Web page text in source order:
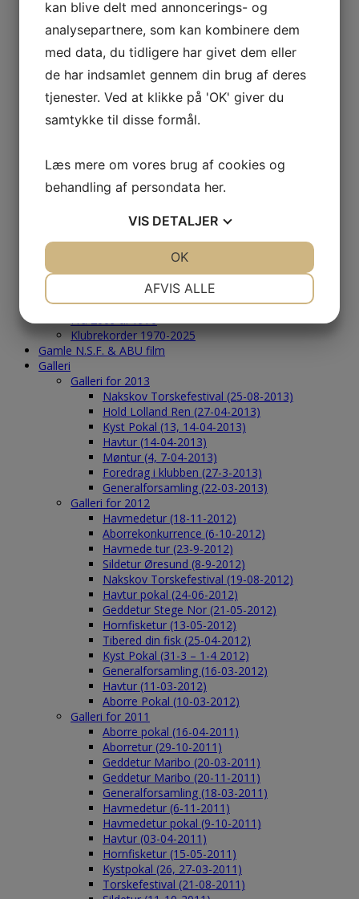
2005
2004
Årets Største & Klubrekorder
2026
2025
2024
2023
2022
2019
2018
2017
2014
2012
2010
Fra 2009 til 1970
Klubrekorder 1970-2025
Gamle N.S.F. & ABU film
Galleri
Galleri for 2013
Nakskov Torskefestival (25-08-2013)
Hold Lolland Ren (27-04-2013)
Kyst Pokal (13, 14-04-2013)
Havtur (14-04-2013)
Møntur (4, 7-04-2013)
Foredrag i klubben (27-3-2013)
Generalforsamling (22-03-2013)
Galleri for 2012
Havmedetur (18-11-2012)
Aborrekonkurrence (6-10-2012)
Havmede tur (23-9-2012)
Sildetur Øresund (8-9-2012)
Nakskov Torskefestival (19-08-2012)
Havtur pokal (24-06-2012)
Geddetur Stege Nor (21-05-2012)
Hornfisketur (13-05-2012)
Tibered din fisk (25-04-2012)
Kyst Pokal (31-3 – 1-4 2012)
Generalforsamling (16-03-2012)
Havtur (11-03-2012)
Aborre Pokal (10-03-2012)
Galleri for 2011
Aborre pokal (16-04-2011)
Aborretur (29-10-2011)
Geddetur Maribo (20-03-2011)
Geddetur Maribo (20-11-2011)
Generalforsamling (18-03-2011)
Havmedetur (6-11-2011)
Havmedetur pokal (9-10-2011)
Havtur (03-04-2011)
Hornfisketur (15-05-2011)
Kystpokal (26, 27-03-2011)
Torskefestival (21-08-2011)
kan blive delt med annoncerings- og
analysepartnere, som kan kombinere dem
med data, du tidligere har givet dem eller
de har indsamlet gennem din brug af deres
tjenester. Ved at klikke på 'OK' giver du
samtykke til disse formål.
Læs mere om vores brug af cookies og
behandling af persondata her.
VIS DETALJER
MARKETING
AFVIS ALLE
OK